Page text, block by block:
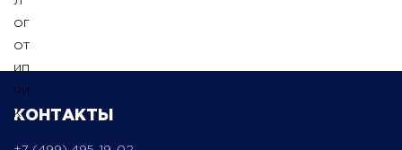
КОНТАКТЫ